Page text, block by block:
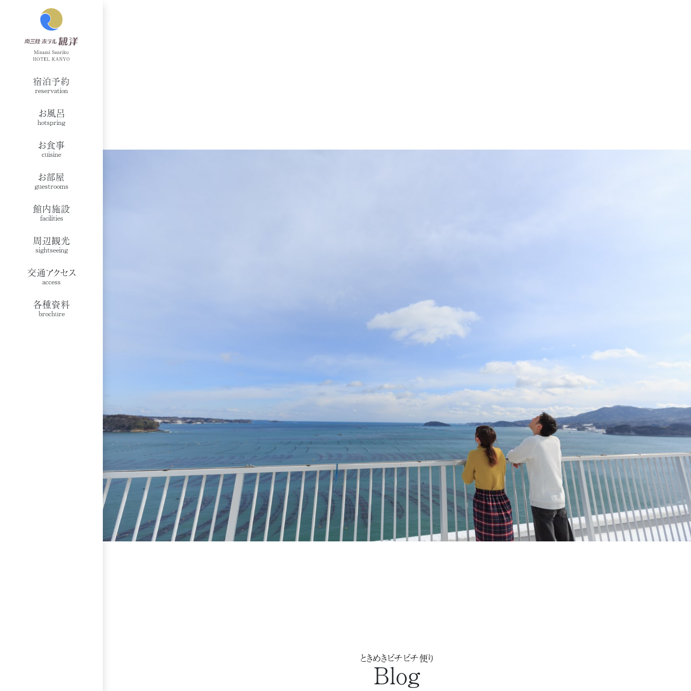
宿泊予約
reservation
お風呂
hotspring
お食事
cuisine
お部屋
guestrooms
館内施設
facilities
周辺観光
sightseeing
交通アクセス
access
各種資料
brochure
ときめきピチピチ便り
Blog